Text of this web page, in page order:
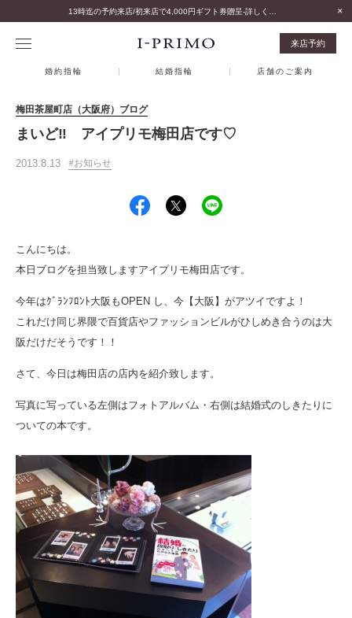
来店予約
婚約指輪 結婚指輪 店舗のご案内
梅田茶屋町店（大阪府）ブログ
まいど‼ アイプリモ梅田店です♡
2013.8.13 お知らせ
こんにちは。
本日ブログを担当致しますアイプリモ梅田店です。
今年はｸﾞﾗﾝﾌﾛﾝﾄ大阪もOPEN し、今【大阪】がアツイですよ！
これだけ同じ界隈で百貨店やファッションビルがひしめき合うのは大
阪だけだそうです！！
さて、今日は梅田店の店内を紹介致します。
写真に写っている左側はフォトアルバム・右側は結婚式のしきたりに
ついての本です。